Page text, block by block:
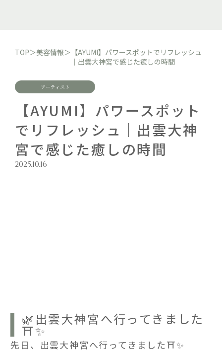
TOP＞美容情報＞ 【AYUMI】パワースポットでリフレッシュ
｜出雲大神宮で感じた癒しの時間
アーティスト
【AYUMI】パワースポット
でリフレッシュ｜出雲大神
宮で感じた癒しの時間
2025.10.16
🌿出雲大神宮へ行ってきました
⛩️✨
先日、出雲大神宮へ行ってきました⛩️✨